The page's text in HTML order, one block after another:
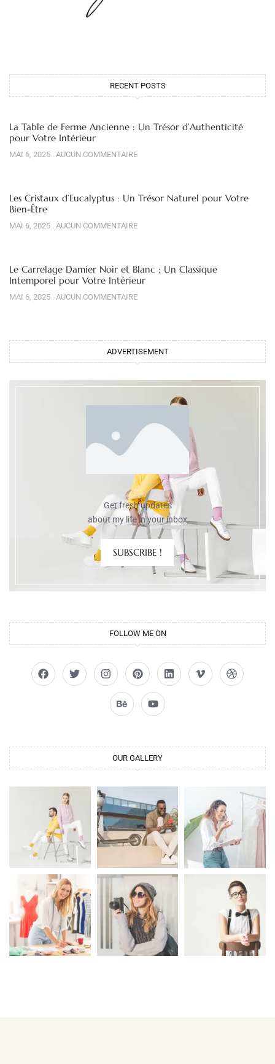
RECENT POSTS
La Table de Ferme Ancienne : Un Trésor d’Authenticité
pour Votre Intérieur
MAI 6, 2025 AUCUN COMMENTAIRE
Les Cristaux d’Eucalyptus : Un Trésor Naturel pour Votre
Bien-Être
MAI 6, 2025 AUCUN COMMENTAIRE
Le Carrelage Damier Noir et Blanc : Un Classique
Intemporel pour Votre Intérieur
MAI 6, 2025 AUCUN COMMENTAIRE
ADVERTISEMENT
Get fresh updates
about my life in your inbox
SUBSCRIBE !
FOLLOW ME ON
OUR GALLERY